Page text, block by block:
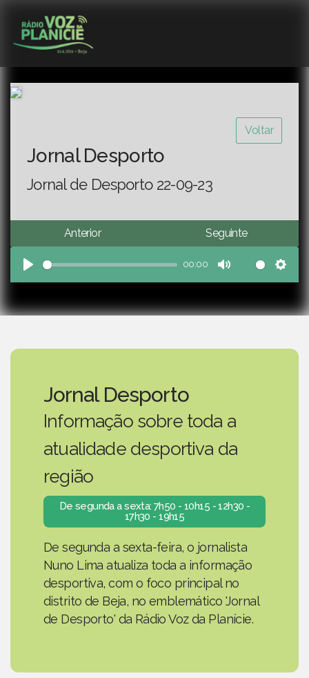
Voltar
Jornal Desporto
Jornal de Desporto 22-09-23
Anterior Seguinte
Play
00:00
Mute
Jornal Desporto
Informação sobre toda a
atualidade desportiva da
região
De segunda a sexta: 7h50 - 10h15 - 12h30 -
17h30 - 19h15
De segunda a sexta-feira, o jornalista
Nuno Lima atualiza toda a informação
desportiva, com o foco principal no
distrito de Beja, no emblemático 'Jornal
de Desporto' da Rádio Voz da Planície.